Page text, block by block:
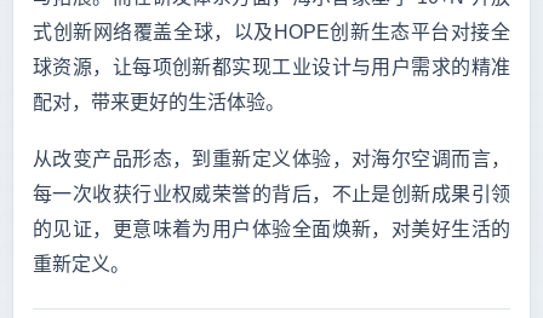
式创新网络覆盖全球，以及HOPE创新生态平台对接全
球资源，让每项创新都实现工业设计与用户需求的精准
配对，带来更好的生活体验。
从改变产品形态，到重新定义体验，对海尔空调而言，
每一次收获行业权威荣誉的背后，不止是创新成果引领
的见证，更意味着为用户体验全面焕新，对美好生活的
重新定义。